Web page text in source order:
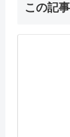
この記